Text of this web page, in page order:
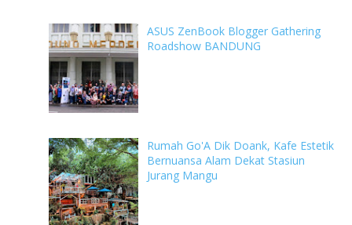
ASUS ZenBook Blogger Gathering
Roadshow BANDUNG
Rumah Go'A Dik Doank, Kafe Estetik
Bernuansa Alam Dekat Stasiun
Jurang Mangu